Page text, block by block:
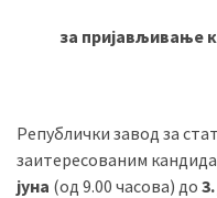
ГРАДОВИ
(810)
Пландиште
за пријављивање
Републички завод за
заитересованим
јуна (од 9.00 часова) до